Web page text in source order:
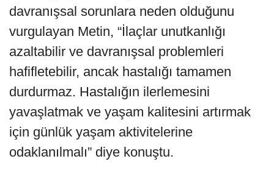
davranışsal sorunlara neden olduğunu
vurgulayan Metin, “İlaçlar unutkanlığı
azaltabilir ve davranışsal problemleri
hafifletebilir, ancak hastalığı tamamen
durdurmaz. Hastalığın ilerlemesini
yavaşlatmak ve yaşam kalitesini artırmak
için günlük yaşam aktivitelerine
odaklanılmalı” diye konuştu.